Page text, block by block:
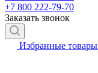
+7 800 222-79-70
Заказать звонок
Избранные товары